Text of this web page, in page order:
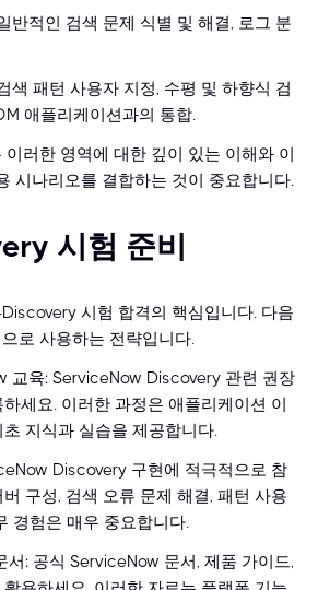
반적인 검색 문제 식별 및 해결, 로그 분
색 패턴 사용자 지정, 수평 및 하향식 검
애플리케이션과의 통합.
러한 영역에 대한 깊이 있는 이해와 이
시나리오를 결합하는 것이 중요합니다.
시험 준비
시험 합격의 핵심입니다. 다음
로 사용하는 전략입니다.
교육: ServiceNow Discovery 관련 권장
세요. 이러한 과정은 애플리케이션 이
지식과 실습을 제공합니다.
Discovery 구현에 적극적으로 참
구성, 검색 오류 문제 해결, 패턴 사용
경험은 매우 중요합니다.
서: 공식 ServiceNow 문서, 제품 가이드,